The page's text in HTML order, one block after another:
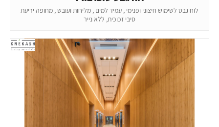
לוח גבס לשימוש חיצוני ופנימי , עמיד למים , מליחות ועובש , מחופה יריעת
סיבי זכוכית, ללא נייר